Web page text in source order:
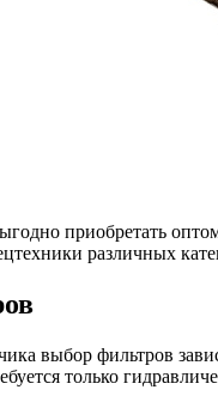
приобретать
различных
выбор фильтров
только